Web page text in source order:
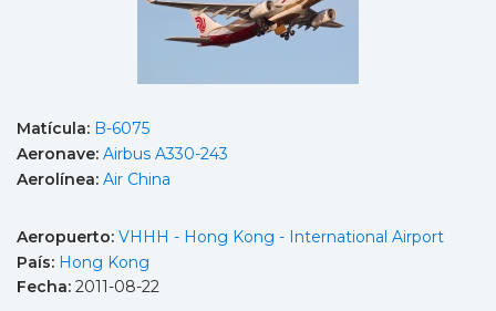
Matícula: B-6075
Aeronave: Airbus A330-243
Aerolínea: Air China
Aeropuerto: VHHH - Hong Kong - International Airport
País: Hong Kong
Fecha: 2011-08-22